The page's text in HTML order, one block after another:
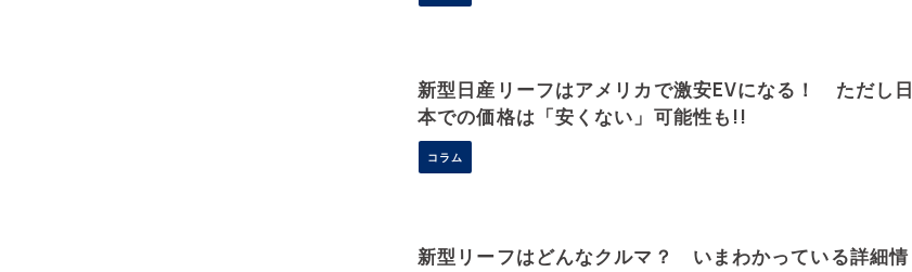
新型日産リーフはアメリカで激安EVになる！ ただし日
本での価格は「安くない」可能性も!!
コラム
新型リーフはどんなクルマ？ いまわかっている詳細情